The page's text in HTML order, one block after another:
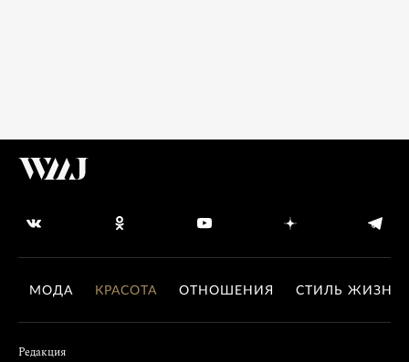
МОДА КРАСОТА ОТНОШЕНИЯ СТИЛЬ ЖИЗНИ
Редакция